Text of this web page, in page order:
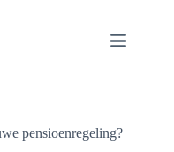
pensioenregeling?